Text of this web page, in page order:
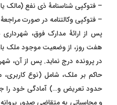
– فتوکپی شناسنامۀ ذی نفع (مالک یا
– فتوکپی وکالتنامه در صورت
پس از ارائۀ مدارک فوق،
هفت روز، از وضعیت موجود ملک
در پرونده درج نماید. پس از آن،
حاکم بر ملک، شامل (نوع کاربری،
حدود تعریض و…) آمادگی خود را
و محاسباتی به متقاضی صدور